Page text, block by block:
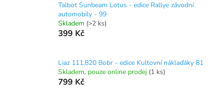
Talbot Sunbeam Lotus - edice Rallye závodní
automobily - 99
Skladem (>2 ks)
399 Kč
Liaz 111.820 Bobr - edice Kultovní náklaďáky 81
Skladem, pouze online prodej (1 ks)
799 Kč